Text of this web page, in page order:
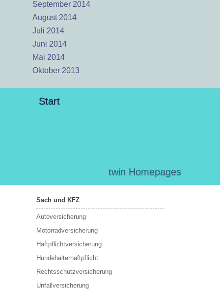
September 2014
August 2014
Juli 2014
Juni 2014
Mai 2014
Oktober 2013
Start
twin Homepages
Sach und KFZ
Autoversicherung
Motorradversicherung
Haftpflichtversicherung
Hundehalterhaftpflicht
Rechtsschutzversicherung
Unfallversicherung